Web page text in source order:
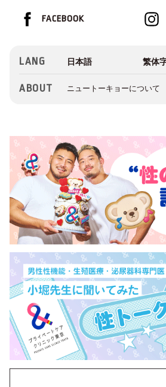
FACEBOOK
LANG
ABOUT ニュートーキョーについて